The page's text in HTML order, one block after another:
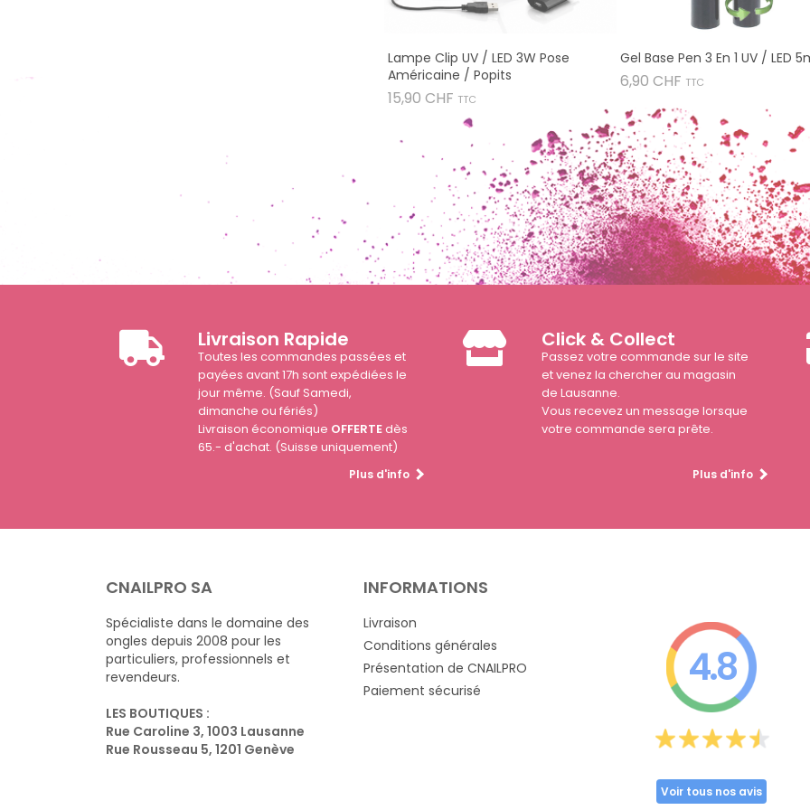
Lampe Clip UV / LED 3W Pose
Américaine / Popits
15,90 CHF Prix
TTC
Gel Base Pen 3 En 1 UV / LED
6,90 CHF Prix
TTC
Livraison Rapide
Toutes les commandes passées et
payées avant 17h sont expédiées le
jour même. (Sauf Samedi,
dimanche ou fériés)
Livraison économique OFFERTEdès
65.- d'achat. (Suisse uniquement)
Plus d'info
Click & Collect
Passez votre commande sur le site
et venez la chercher au magasin
de Lausanne.
Vous recevez un message lorsque
votre commande sera prête.
Plus d'info
CNAILPRO SA
Spécialiste dans le domaine des
ongles depuis 2008 pour les
particuliers, professionnels et
revendeurs.
LES BOUTIQUES :
Rue Caroline 3, 1003 Lausanne
Rue Rousseau 5, 1201 Genève
INFORMATIONS
Livraison
Conditions générales
Présentation de CNAILPRO
Paiement sécurisé
4.8
Voir tous nos avis